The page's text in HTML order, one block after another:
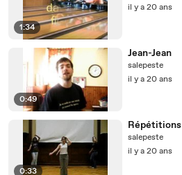
1:34
il y a 20 ans
0:49
Jean-Jean
salepeste
il y a 20 ans
0:33
Répétitions
salepeste
il y a 20 ans